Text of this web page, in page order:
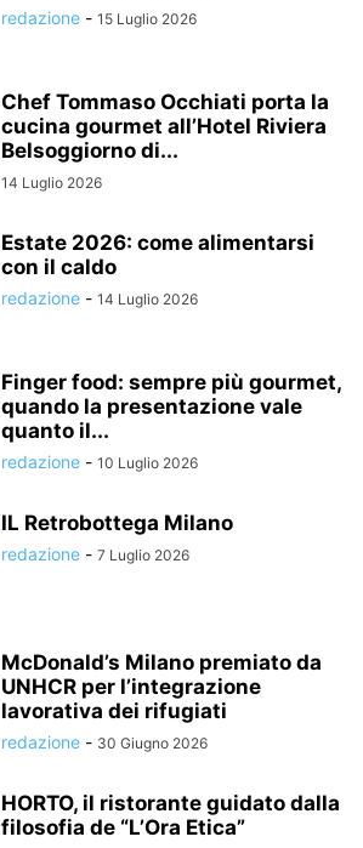
redazione - 15 Luglio 2026
Chef Tommaso Occhiati porta la
cucina gourmet all’Hotel Riviera
Belsoggiorno di...
14 Luglio 2026
Estate 2026: come alimentarsi
con il caldo
redazione - 14 Luglio 2026
Finger food: sempre più gourmet,
quando la presentazione vale
quanto il...
redazione - 10 Luglio 2026
IL Retrobottega Milano
redazione - 7 Luglio 2026
McDonald’s Milano premiato da
UNHCR per l’integrazione
lavorativa dei rifugiati
redazione - 30 Giugno 2026
HORTO, il ristorante guidato dalla
filosofia de “L’Ora Etica”